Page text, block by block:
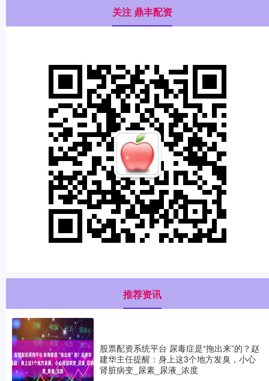
关注 鼎丰配资
推荐资讯
股票配资系统平台 尿毒症是“拖出来”的？赵
建华主任提醒：身上这3个地方发臭，小心
肾脏病变_尿素_尿液_浓度